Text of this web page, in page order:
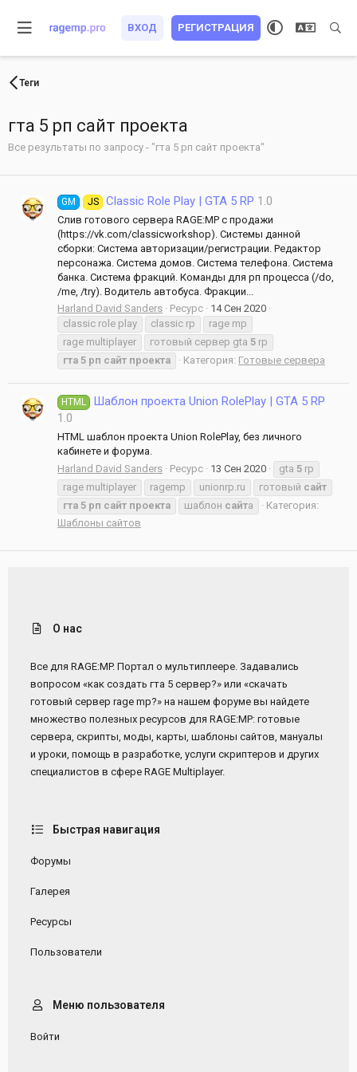
ВХОД РЕГИСТРАЦИЯ
Теги
гта 5 рп сайт проекта
Все результаты по запросу - "гта 5 рп сайт проекта"
GM JS Classic Role Play | GTA 5 RP 1.0
Слив готового сервера RAGE:MP с продажи
(https://vk.com/classicworkshop). Системы данной
сборки: Система авторизации/регистрации. Редактор
персонажа. Система домов. Система телефона. Система
банка. Система фракций. Команды для рп процесса (/do,
/me, /try). Водитель автобуса. Фракции...
Harland David Sanders
Ресурс
14 Сен 2020
classic role play
classic rp
rage mp
rage multiplayer
готовый сервер gta 5 rp
гта 5 рп сайт проекта Категория: Готовые сервера
HTML
Шаблон проекта Union RolePlay | GTA 5 RP
1.0
HTML шаблон проекта Union RolePlay, без личного
кабинете и форума.
Harland David Sanders
Ресурс 13 Сен 2020 gta 5 rp
rage multiplayer
ragemp unionrp.ru готовый сайт
гта 5 рп сайт проекта шаблон сайта
Категория:
Шаблоны сайтов
О нас
Все для RAGE:MP. Портал о мультиплеере. Задавались
вопросом «как создать гта 5 сервер?» или «скачать
готовый сервер rage mp?» на нашем форуме вы найдете
множество полезных ресурсов для RAGE:MP: готовые
сервера, скрипты, моды, карты, шаблоны сайтов, мануалы
и уроки, помощь в разработке, услуги скриптеров и других
специалистов в сфере RAGE Multiplayer.
Быстрая навигация
Форумы
Галерея
Ресурсы
Пользователи
Меню пользователя
Войти